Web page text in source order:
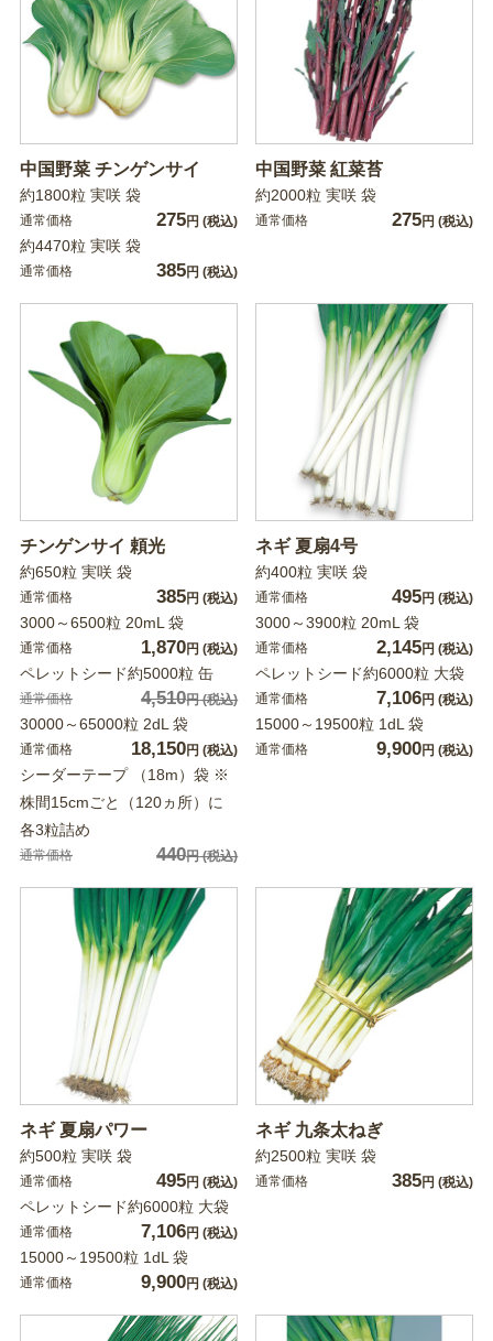
中国野菜 チンゲンサイ
約1800粒 実咲 袋
通常価格 275円 (税込)
約4470粒 実咲 袋
通常価格 385円 (税込)
中国野菜 紅菜苔
約2000粒 実咲 袋
通常価格 275円 (税込)
チンゲンサイ 頼光
約650粒 実咲 袋
通常価格 385円 (税込)
3000～6500粒 20mL 袋
通常価格 1,870円 (税込)
ペレットシード約5000粒 缶
通常価格 4,510円(税込)
30000～65000粒 2dL 袋
通常価格 18,150円 (税込)
シーダーテープ （18m）袋 ※
株間15cmごと（120ヵ所）に
各3粒詰め
通常価格 440円(税込)
ネギ 夏扇4号
約400粒 実咲 袋
通常価格 495円 (税込)
3000～3900粒 20mL 袋
通常価格 2,145円 (税込)
ペレットシード約6000粒 大袋
通常価格 7,106円 (税込)
15000～19500粒 1dL 袋
通常価格 9,900円 (税込)
ネギ 夏扇パワー
約500粒 実咲 袋
通常価格 495円 (税込)
ペレットシード約6000粒 大袋
通常価格 7,106円 (税込)
15000～19500粒 1dL 袋
通常価格 9,900円 (税込)
ネギ 九条太ねぎ
約2500粒 実咲 袋
通常価格 385円 (税込)